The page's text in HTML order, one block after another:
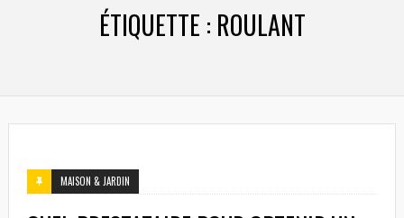
ÉTIQUETTE : ROULANT
MAISON & JARDIN